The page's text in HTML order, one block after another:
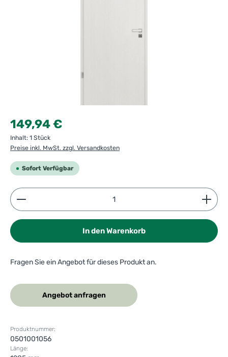
Regulärer Preis:
149,94 €
Inhalt: 1 Stück
Preise inkl. MwSt. zzgl. Versandkosten
Sofort Verfügbar
Produkt Anzahl: Gib den gewünschten Wert ein
In den Warenkorb
Fragen Sie ein Angebot für dieses Produkt an.
Angebot anfragen
Produktnummer:
0501001056
Länge: